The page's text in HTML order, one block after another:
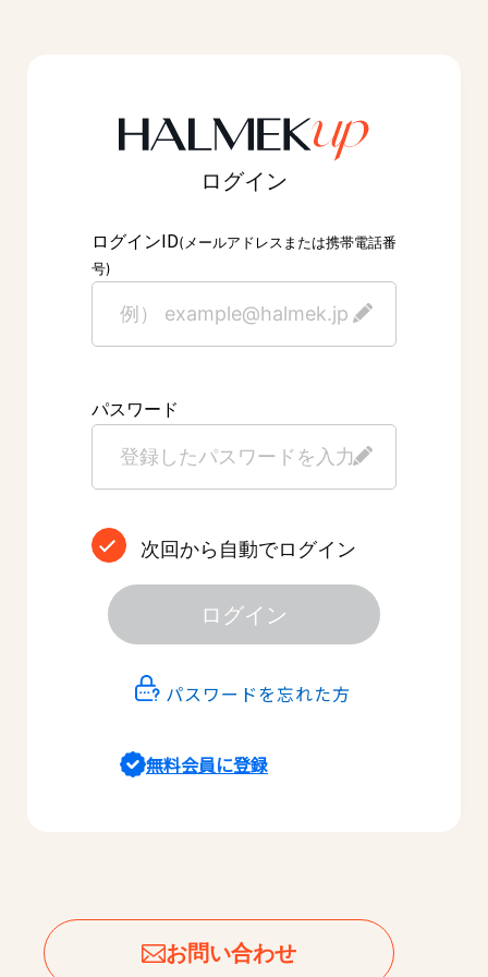
ログイン
ログインID(メールアドレスまたは携帯電話番
号)
パスワード
次回から自動でログイン
ログイン
パスワードを忘れた方
無料会員に登録
お問い合わせ